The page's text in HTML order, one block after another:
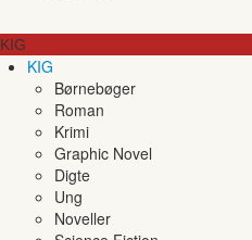
KIG
KIG
Børnebøger
Roman
Krimi
Graphic Novel
Digte
Ung
Noveller